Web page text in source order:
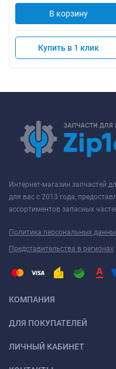
В корзину
Купить в 1 клик
Интернет-магазин запчастей
для вас с 2013 года,
ассортиментов запасных
Политика персональных
Представительства в регионах
КОМПАНИЯ
ДЛЯ ПОКУПАТЕЛЕЙ
ЛИЧНЫЙ КАБИНЕТ